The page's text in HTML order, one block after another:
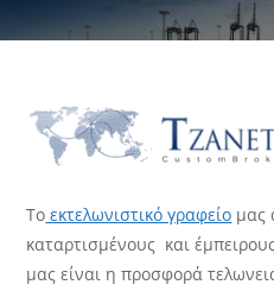
Το εκτελωνιστικό γραφείο μας
καταρτισμένους και
μας είναι η προσφορά